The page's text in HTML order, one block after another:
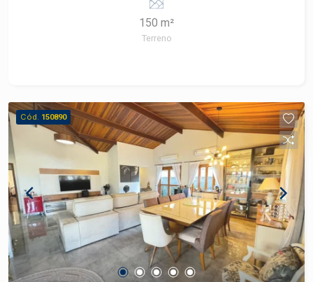
venda pode ser feita com financiamento para
150 m²
Terreno
Cód. 150890